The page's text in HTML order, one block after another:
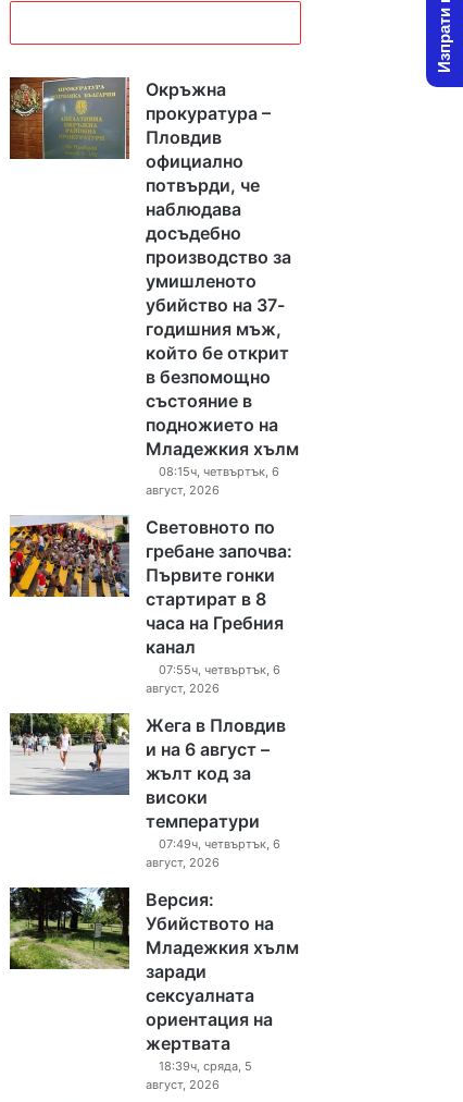
Окръжна
прокуратура –
Пловдив
официално
потвърди, че
наблюдава
досъдебно
производство за
умишленото
убийство на 37-
годишния мъж,
който бе открит
в безпомощно
състояние в
подножието на
Младежкия хълм
08:15ч, четвъртък, 6
август, 2026
Световното по
гребане започва:
Първите гонки
стартират в 8
часа на Гребния
канал
07:55ч, четвъртък, 6
август, 2026
Жега в Пловдив
и на 6 август –
жълт код за
високи
температури
07:49ч, четвъртък, 6
август, 2026
Версия:
Убийството на
Младежкия хълм
заради
сексуалната
ориентация на
жертвата
18:39ч, сряда, 5
август, 2026